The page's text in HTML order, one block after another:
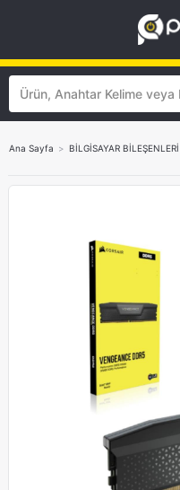
Ana Sayfa > BİLGİSAYAR BİLEŞENLERİ